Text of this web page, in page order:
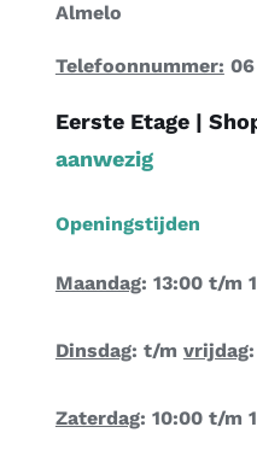
Almelo
Telefoonnummer: 06
Eerste Etage |
aanwezig
Openingstijden
Maandag: 13:00 t/m
Dinsdag: t/m vrijdag
Zaterdag: 10:00 t/m